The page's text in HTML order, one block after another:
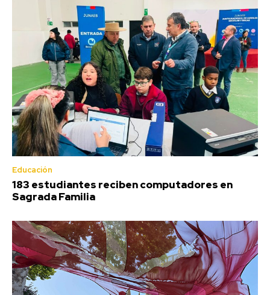
Educación
183 estudiantes reciben computadores en
Sagrada Familia